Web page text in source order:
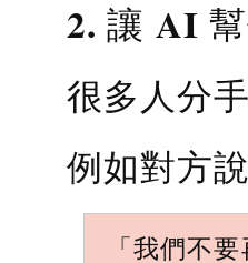
2. 讓 AI
很多人分
例如對方說
「我們不